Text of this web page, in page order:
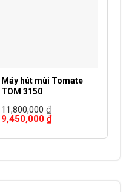
Máy hút mùi Tomate
TOM 3150
11,800,000₫
Giá
gốc
là:
9,450,000 ₫Giá
tại